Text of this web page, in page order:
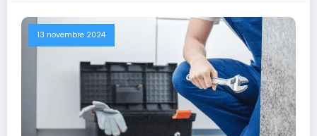
13 novembre 2024